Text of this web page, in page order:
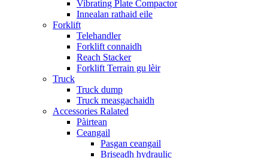
Vibrating Plate Compactor
Innealan rathaid eile
Forklift
Telehandler
Forklift connaidh
Reach Stacker
Forklift Terrain gu lèir
Truck
Truck dump
Truck measgachaidh
Accessories Ralated
Pàirtean
Ceangail
Pasgan ceangail
Briseadh hydraulic